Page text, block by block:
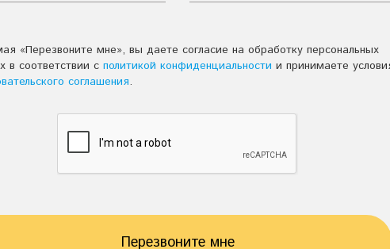
«Перезвоните мне», вы даете согласие на обработку персональных
в соответствии с политикой конфиденциальности и принимаете
соглашения.
Перезвоните мне